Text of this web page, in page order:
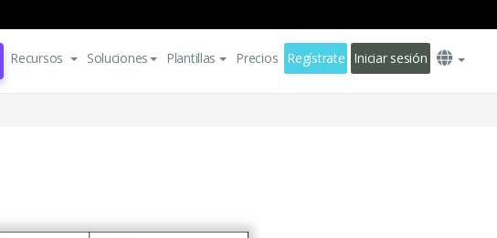
Recursos Soluciones Plantillas Precios Regístrate Iniciar sesión